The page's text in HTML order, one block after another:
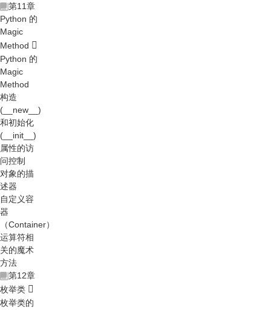
第11章
Python 的
Magic
Method
Python 的
Magic
Method
构造
(__new__)
和初始化
(__init__)
属性的访
问控制
对象的描
述器
自定义容
器
（Container）
运算符相
关的魔术
方法
第12章
枚举类
枚举类的